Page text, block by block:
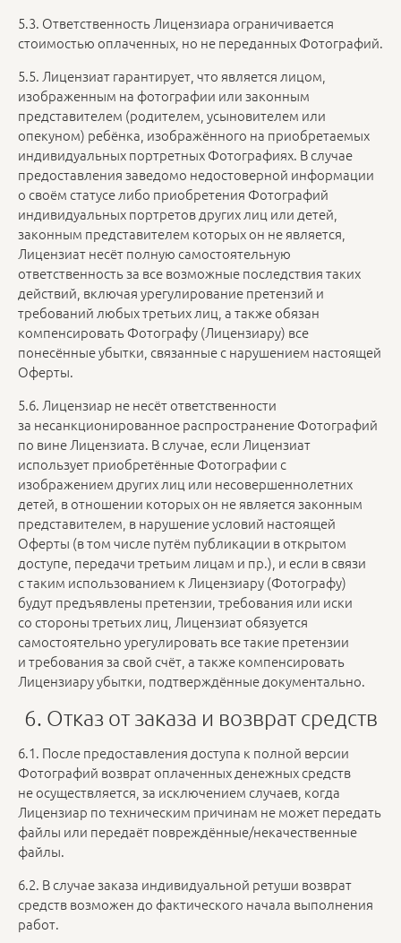
5.3. Ответственность Лицензиара ограничивается
стоимостью оплаченных, но не переданных Фотографий.
5.5. Лицензиат гарантирует, что является лицом,
изображенным на фотографии или законным
представителем (родителем, усыновителем или
опекуном) ребёнка, изображённого на приобретаемых
индивидуальных портретных Фотографиях. В случае
предоставления заведомо недостоверной информации
о своём статусе либо приобретения Фотографий
индивидуальных портретов других лиц или детей,
законным представителем которых он не является,
Лицензиат несёт полную самостоятельную
ответственность за все возможные последствия таких
действий, включая урегулирование претензий и
требований любых третьих лиц, а также обязан
компенсировать Фотографу (Лицензиару) все
понесённые убытки, связанные с нарушением настоящей
Оферты.
5.6. Лицензиар не несёт ответственности
за несанкционированное распространение Фотографий
по вине Лицензиата. В случае, если Лицензиат
использует приобретённые Фотографии с
изображением других лиц или несовершеннолетних
детей, в отношении которых он не является законным
представителем, в нарушение условий настоящей
Оферты (в том числе путём публикации в открытом
доступе, передачи третьим лицам и пр.), и если в связи
с таким использованием к Лицензиару (Фотографу)
будут предъявлены претензии, требования или иски
со стороны третьих лиц, Лицензиат обязуется
самостоятельно урегулировать все такие претензии
и требования за свой счёт, а также компенсировать
Лицензиару убытки, подтверждённые документально.
6. Отказ от заказа и возврат средств
6.1. После предоставления доступа к полной версии
Фотографий возврат оплаченных денежных средств
не осуществляется, за исключением случаев, когда
Лицензиар по техническим причинам не может передать
файлы или передаёт повреждённые/некачественные
файлы.
6.2. В случае заказа индивидуальной ретуши возврат
средств возможен до фактического начала выполнения
работ.